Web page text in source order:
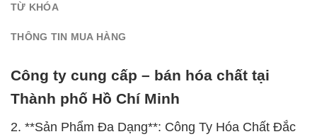
TỪ KHÓA
THÔNG TIN MUA HÀNG
Công ty cung cấp – bán hóa chất tại
Thành phố Hồ Chí Minh
2. **Sản Phẩm Đa Dạng**: Công Ty Hóa Chất Đắc